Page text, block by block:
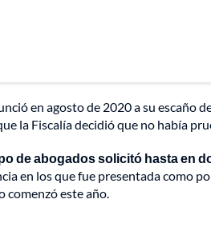
en agosto de 2020 a su escaño
la Fiscalía decidió que no había
de abogados solicitó hasta en
en los que fue presentada como
comenzó este año.